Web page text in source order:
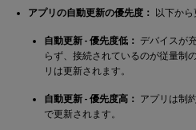
アプリの自動更新の優先度： 以下から
自動更新 - 優先度低： デバイスが
らず、接続されているのが従量制
リは更新されます。
自動更新 - 優先度高：
アプリは制
で更新されます。